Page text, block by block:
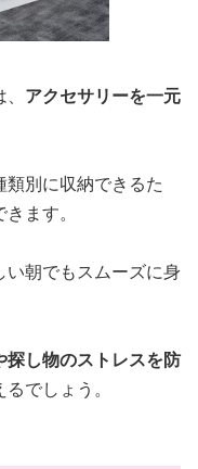
アクセサリーを一元
別に収納できるた
ます。
朝でもスムーズに身
探し物のストレスを防
でしょう。